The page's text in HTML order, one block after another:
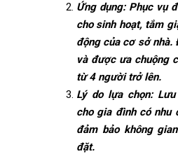
Ứng dụng: Phục vụ
cho sinh hoạt, tắm
động của cơ sở nhà.
và được ưa chuộng
từ 4 người trở lên.
Lý do lựa chọn:
cho gia đình có nhu
đảm bảo không
đặt.